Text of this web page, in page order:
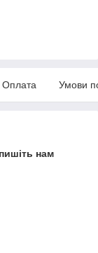
Оплата Умови
пишіть нам